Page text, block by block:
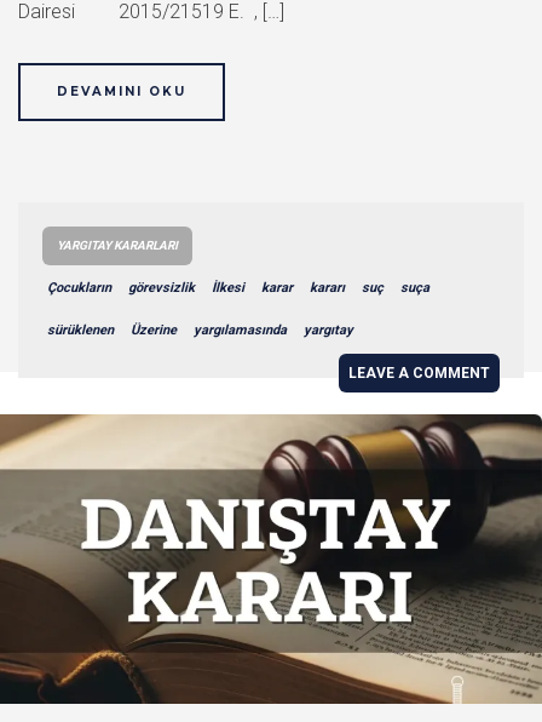
Dairesi 2015/21519 E. , […]
DEVAMINI OKU
YARGITAY KARARLARI
Çocukların görevsizlik İlkesi karar kararı suç suça
sürüklenen Üzerine yargılamasında yargıtay
LEAVE A COMMENT